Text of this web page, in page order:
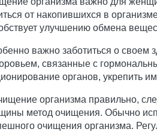
от накопившихся в
улучшению обмена
важно заботиться о своем
связанные с
органов, укрепить
организма правильно,
метод очищения. Обычно
очищения организма.